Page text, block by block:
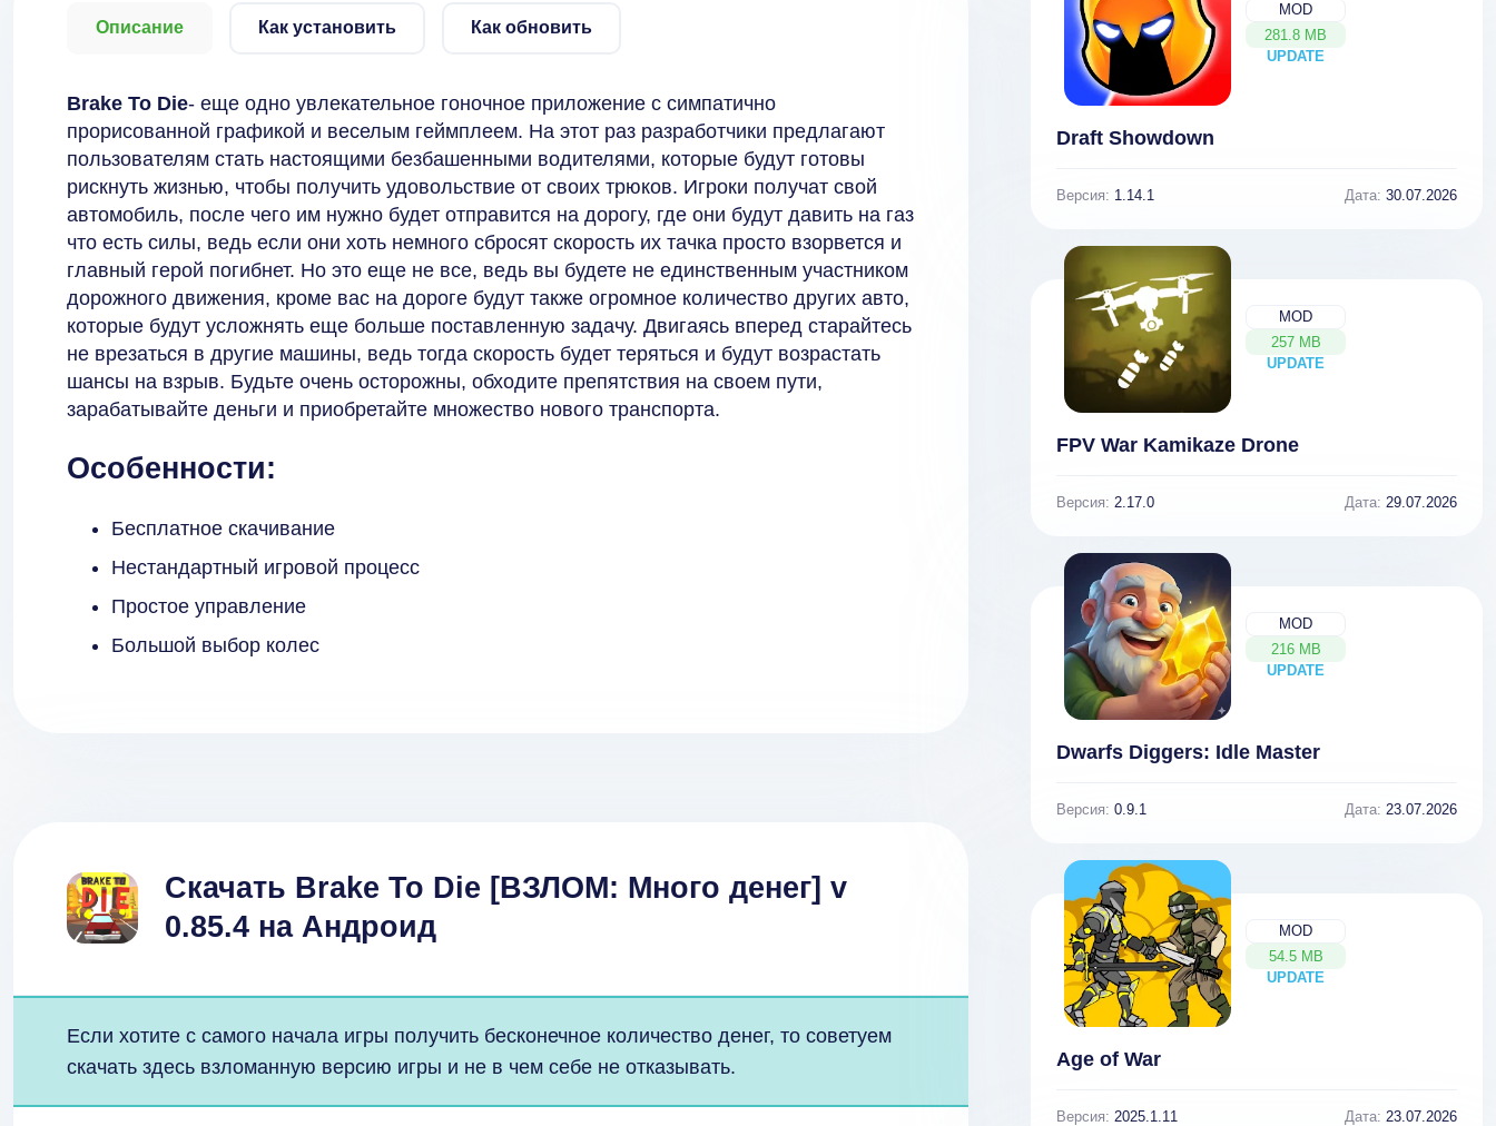
Описание Как установить Как обновить
Brake To Die- еще одно увлекательное гоночное приложение с симпатично
прорисованной графикой и веселым геймплеем. На этот раз разработчики предлагают
пользователям стать настоящими безбашенными водителями, которые будут готовы
рискнуть жизнью, чтобы получить удовольствие от своих трюков. Игроки получат свой
автомобиль, после чего им нужно будет отправится на дорогу, где они будут давить на газ
что есть силы, ведь если они хоть немного сбросят скорость их тачка просто взорвется и
главный герой погибнет. Но это еще не все, ведь вы будете не единственным участником
дорожного движения, кроме вас на дороге будут также огромное количество других авто,
которые будут усложнять еще больше поставленную задачу. Двигаясь вперед старайтесь
не врезаться в другие машины, ведь тогда скорость будет теряться и будут возрастать
шансы на взрыв. Будьте очень осторожны, обходите препятствия на своем пути,
зарабатывайте деньги и приобретайте множество нового транспорта.
Особенности:
Бесплатное скачивание
Нестандартный игровой процесс
Простое управление
Большой выбор колес
Скачать Brake To Die [ВЗЛОМ: Много денег] v
0.85.4 на Андроид
Если хотите с самого начала игры получить бесконечное количество денег, то советуем
скачать здесь взломанную версию игры и не в чем себе не отказывать.
MOD
281.8 MB
UPDATE
NEW
Draft Showdown
Версия: 1.14.1 Дата: 30.07.2026
MOD
257 MB
UPDATE
NEW
FPV War Kamikaze Drone
Версия: 2.17.0 Дата: 29.07.2026
MOD
216 MB
UPDATE
NEW
Dwarfs Diggers: Idle Master
Версия: 0.9.1 Дата: 23.07.2026
MOD
54.5 MB
UPDATE
NEW
Age of War
Версия: 2025.1.11 Дата: 23.07.2026